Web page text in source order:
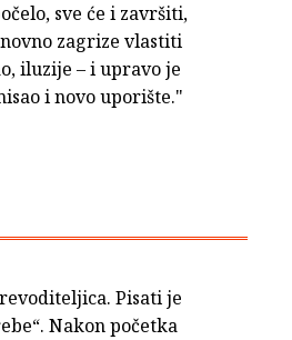
sve će i završiti,
zagrize vlastiti
iluzije – i upravo je
i novo uporište."
Pisati je
Nakon početka